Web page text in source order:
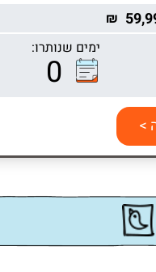
₪
ימים שנותרו:
0